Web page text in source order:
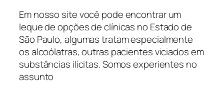
Em nosso site você pode encontrar um
leque de opções de clínicas no Estado de
São Paulo, algumas tratam especialmente
os alcoólatras, outras pacientes viciados em
substâncias ilícitas. Somos experientes no
assunto